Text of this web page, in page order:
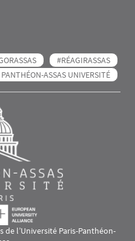
#RÉAGIRASSAS
ASSAS UNIVERSITÉ
l’Université Paris-Panthéon-